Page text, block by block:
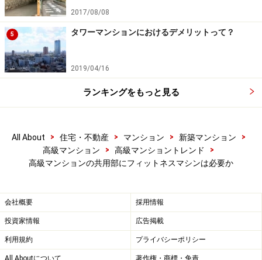
2017/08/08
5 タワーマンションにおけるデメリットって？
2019/04/16
ランキングをもっと見る
All About > 住宅・不動産 > マンション > 新築マンション
>
高級マンション
> 高級マンショントレンド
>
高級マンションの共用部にフィットネスマシンは必要か
会社概要 採用情報
投資家情報 広告掲載
利用規約 プライバシーポリシー
All Aboutについて 著作権・商標・免責